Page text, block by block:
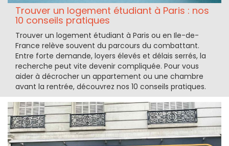
Trouver un logement étudiant à Paris : nos
10 conseils pratiques
Trouver un logement étudiant à Paris ou en Ile-de-
France relève souvent du parcours du combattant.
Entre forte demande, loyers élevés et délais serrés, la
recherche peut vite devenir compliquée. Pour vous
aider à décrocher un appartement ou une chambre
avant la rentrée, découvrez nos 10 conseils pratiques.